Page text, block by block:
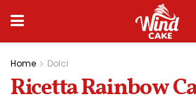
Home Dolci
Ricetta Rainbow